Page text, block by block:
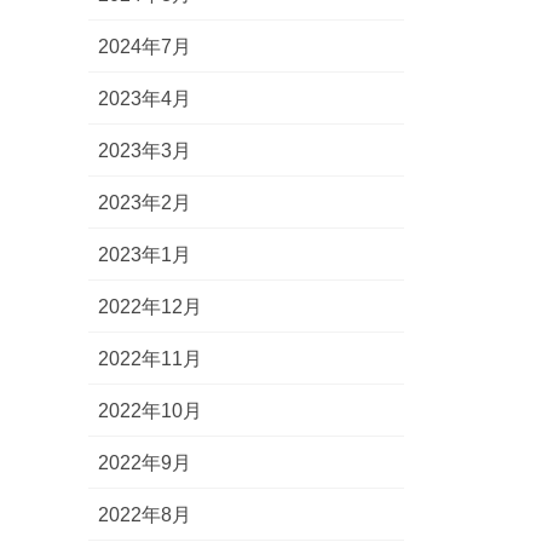
2024年7月
2023年4月
2023年3月
2023年2月
2023年1月
2022年12月
2022年11月
2022年10月
2022年9月
2022年8月